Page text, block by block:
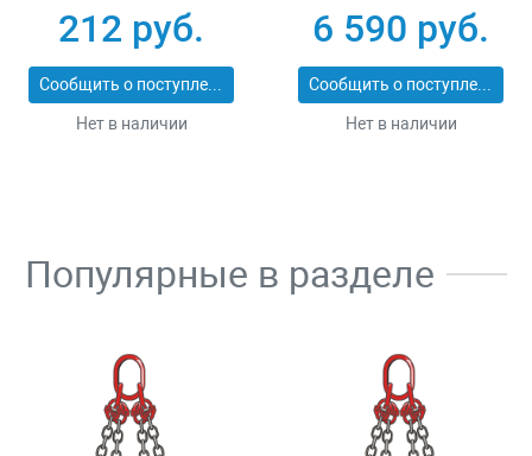
212 руб.
Сообщить о поступлении
Нет в наличии
6 590 руб.
Сообщить о поступлении
Нет в наличии
Популярные в разделе